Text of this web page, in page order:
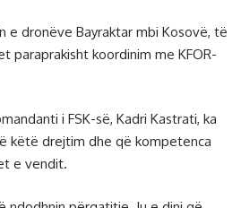
e dronëve Bayraktar mbi Kosovë, të
paraprakisht koordinim me KFOR-
i FSK-së, Kadri Kastrati, ka
këtë drejtim dhe që kompetenca
e vendit.